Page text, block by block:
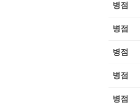
병점
병점
병점
병점
병점